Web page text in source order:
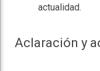
actualidad.
Aclaración y